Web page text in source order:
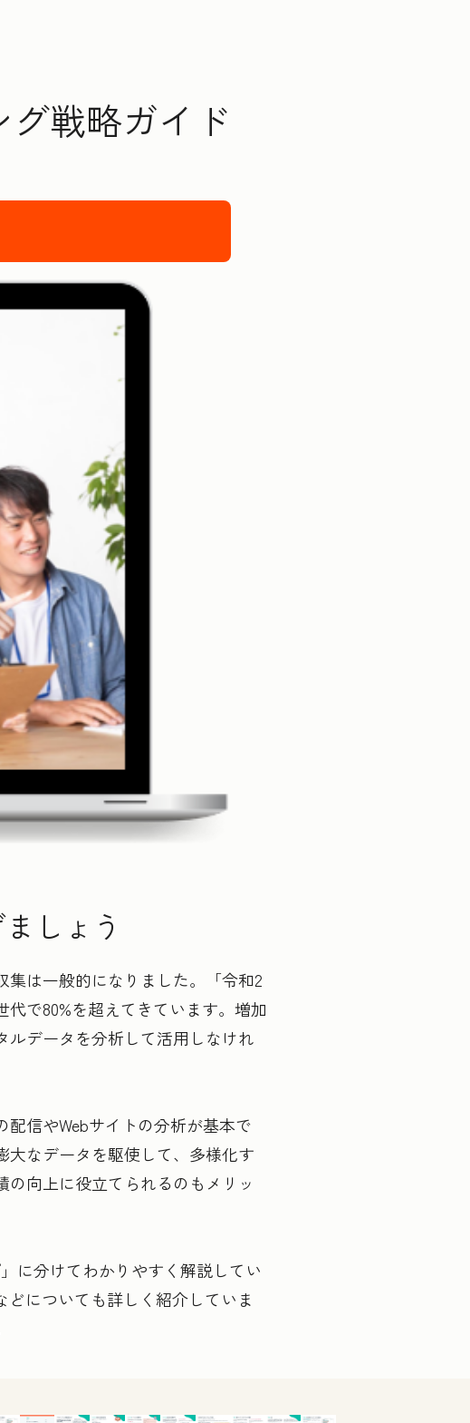
戦略ガイド
しょう
は一般的になりました。「令和2
で80%を超えてきています。増加
データを分析して活用しなけれ
信やWebサイトの分析が基本で
大なデータを駆使して、多様化す
向上に役立てられるのもメリッ
に分けてわかりやすく解説してい
についても詳しく紹介していま